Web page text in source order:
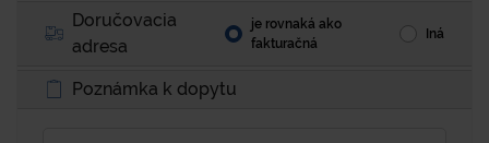
Doručovacia
adresa
je rovnaká ako
fakturačná
Iná
Poznámka k dopytu